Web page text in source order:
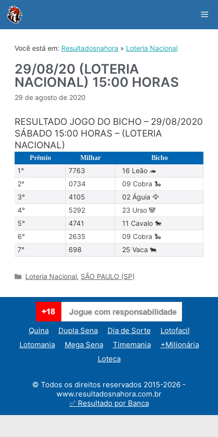
content
Você está em: Resultadosnahora » Loteria Nacional
29/08/20 (LOTERIA
NACIONAL) 15:00 HORAS
29 de agosto de 2020
RESULTADO JOGO DO BICHO – 29/08/2020
SÁBADO 15:00 HORAS – (LOTERIA
NACIONAL)
Prêmio Milhar Bicho
1° 7763
16 Leão 🦔
2°
0734
09 Cobra 🐍
3°
4105
02 Águia 🦅
4°
5292
23 Urso 🐼
5°
4741
11 Cavalo 🐎
6°
2635
09 Cobra 🐍
7°
698 25 Vaca 🐄
Categories
Loteria Nacional, SÃO PAULO (SP)
Quina Dupla Sena Dia de Sorte
Lotofacil
Lotomania
Mega Sena Timemania
+Milionária
Loteca
© Todos os direitos reservados 2015-2026 -
www.resultadosnahora.com.br
✅ Resultado por Banca